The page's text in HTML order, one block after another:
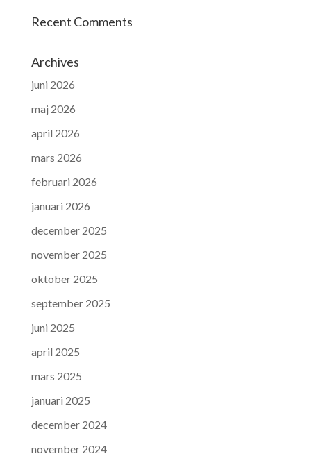
Recent Comments
Archives
juni 2026
maj 2026
april 2026
mars 2026
februari 2026
januari 2026
december 2025
november 2025
oktober 2025
september 2025
juni 2025
april 2025
mars 2025
januari 2025
december 2024
november 2024